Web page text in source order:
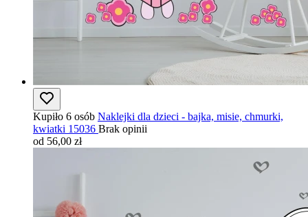
Kupiło 6 osób Naklejki dla dzieci - bajka, misie, chmurki,
kwiatki 15036 Brak opinii
od 56,00 zł